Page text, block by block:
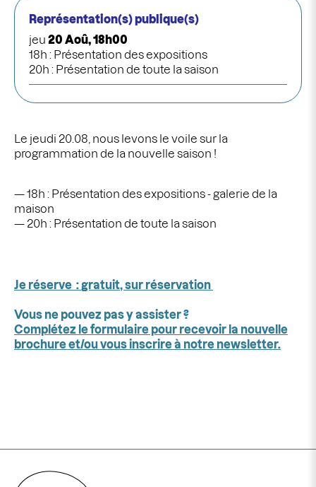
Le jeudi 20.08, nous levons le voile sur la
programmation de la nouvelle saison !
18h : Présentation des expositions - galerie de la
maison
20h : Présentation de toute la saison
Je réserve :gratuit, sur réservation
Vous ne pouvez pas y assister ?
Complétez le formulaire pour recevoir la nouvelle
brochure et/ou vous inscrire à notre newsletter.
Représentation(s) publique(s)
jeu 20 Aoû, 18h00
18h : Présentation des expositions
20h : Présentation de toute la saison